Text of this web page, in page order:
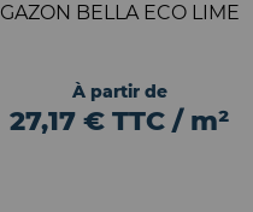
GAZON BELLA ECO LIME
À partir de
27,17 € TTC / m²